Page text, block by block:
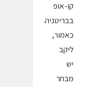
קו-אופ
בבריטניה.
כאמור,
ליקב
יש
מבחר